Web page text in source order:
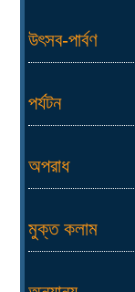
উৎসব-পার্বণ
পর্যটন
অপরাধ
মুক্ত কলাম